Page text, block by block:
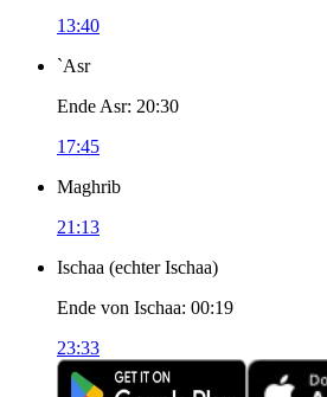
13:40
`Asr
Ende Asr: 20:30
17:45
Maghrib
21:13
Ischaa (echter Ischaa)
Ende von Ischaa: 00:19
23:33